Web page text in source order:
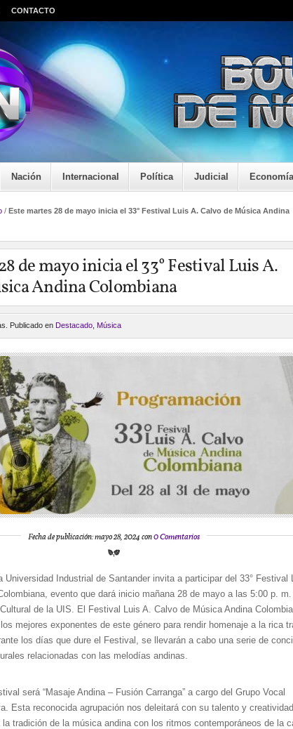
CONTACTO
Nación Internacional Política Judicial Economía
/ Este martes 28 de mayo inicia el 33° Festival Luis A. Calvo de Música Andina
de mayo inicia el 33° Festival Luis A.
Andina Colombiana
Publicado en Destacado Música
Fecha de publicación: mayo 28, 2024 con0 Comentarios
Universidad Industrial de Santander invita a participar del 33° Festival
evento que dará inicio mañana 28 de mayo a las 5:00 p.
de la UIS. El Festival Luis A. Calvo de Música Andina
mejores exponentes de este género para rendir homenaje a la rica
los días que dure el Festival, se llevarán a cabo una serie de
relacionadas con las melodías andinas.
será “Masaje Andina – Fusión Carranga” a cargo del Grupo Vocal
Esta reconocida agrupación nos deleitará con su talento y
tradición de la música andina con los ritmos contemporáneos de la